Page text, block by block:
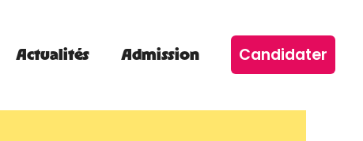
Actualités Admission Candidater